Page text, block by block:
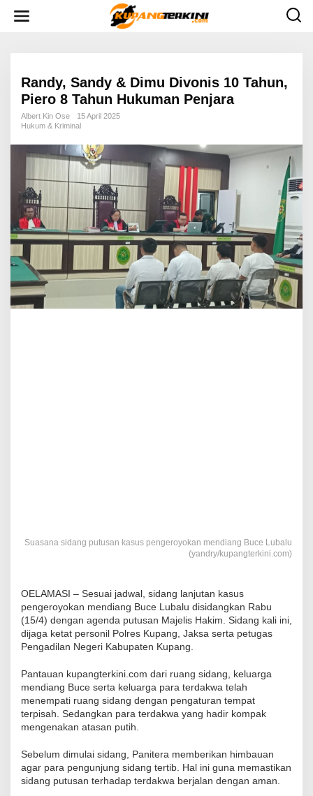
Randy, Sandy & Dimu Divonis 10 Tahun,
Piero 8 Tahun Hukuman Penjara
Albert Kin Ose
15 April 2025
Hukum & Kriminal
Suasana sidang putusan kasus pengeroyokan mendiang Buce Lubalu
(yandry/kupangterkini.com)
OELAMASI – Sesuai jadwal, sidang lanjutan kasus
pengeroyokan mendiang Buce Lubalu disidangkan Rabu
(15/4) dengan agenda putusan Majelis Hakim. Sidang kali ini,
dijaga ketat personil Polres Kupang, Jaksa serta petugas
Pengadilan Negeri Kabupaten Kupang.
Pantauan kupangterkini.com dari ruang sidang, keluarga
mendiang Buce serta keluarga para terdakwa telah
menempati ruang sidang dengan pengaturan tempat
terpisah. Sedangkan para terdakwa yang hadir kompak
mengenakan atasan putih.
Sebelum dimulai sidang, Panitera memberikan himbauan
agar para pengunjung sidang tertib. Hal ini guna memastikan
sidang putusan terhadap terdakwa berjalan dengan aman.